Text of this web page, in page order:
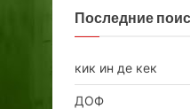
Последние
кик ин де кек
ДОФ